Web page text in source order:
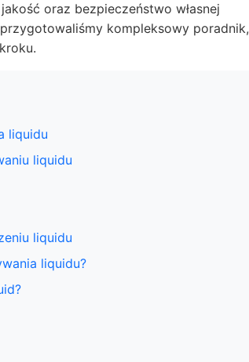
oraz bezpieczeństwo własnej
kompleksowy poradnik,
liquidu
liquidu
liquidu
liquidu?